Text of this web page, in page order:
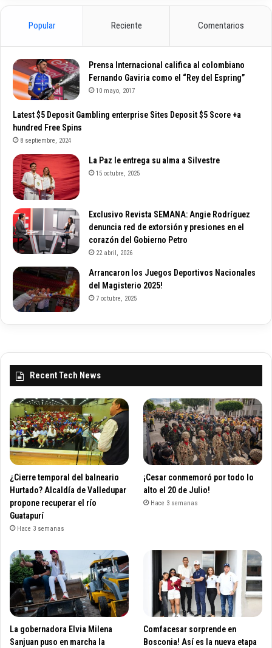
Popular Reciente Comentarios
Prensa Internacional califica al colombiano
Fernando Gaviria como el “Rey del Espring”
10 mayo, 2017
Latest $5 Deposit Gambling enterprise Sites Deposit $5 Score +a
hundred Free Spins
8 septiembre, 2024
La Paz le entrega su alma a Silvestre
15 octubre, 2025
Exclusivo Revista SEMANA: Angie Rodríguez
denuncia red de extorsión y presiones en el
corazón del Gobierno Petro
22 abril, 2026
Arrancaron los Juegos Deportivos Nacionales
del Magisterio 2025!
7 octubre, 2025
Recent Tech News
¿Cierre temporal del balneario
Hurtado? Alcaldía de Valledupar
propone recuperar el río
Guatapurí
Hace 3 semanas
¡Cesar conmemoró por todo lo
alto el 20 de Julio!
Hace 3 semanas
La gobernadora Elvia Milena
Sanjuan puso en marcha la
Comfacesar sorprende en
Bosconia! Así es la nueva etapa